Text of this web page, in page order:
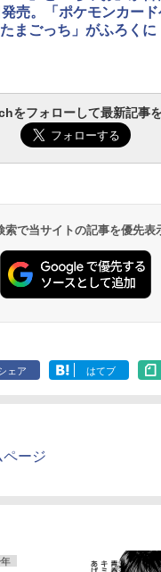
発売。「ポケモンカー
まごっち」がふろくに
をフォローして最新記事
で当サイトの記事を優先表
ェア はてブ
ージ